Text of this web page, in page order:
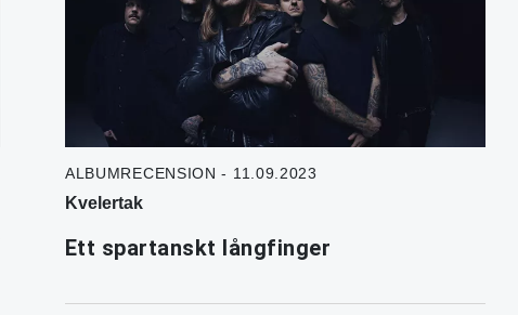
ALBUMRECENSION - 11.09.2023
Kvelertak
Ett spartanskt långfinger